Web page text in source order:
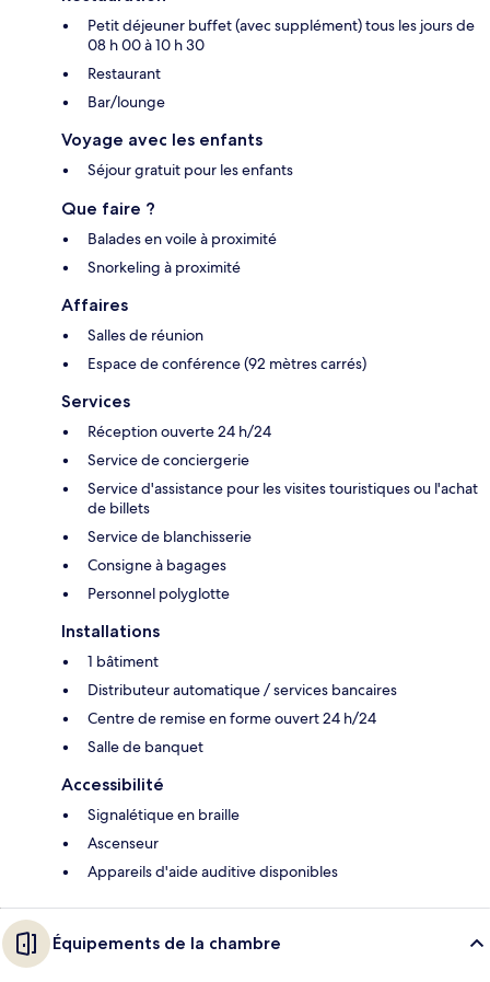
Petit déjeuner buffet (avec supplément) tous les jours de
08 h 00 à 10 h 30
Restaurant
Bar/lounge
Voyage avec les enfants
Séjour gratuit pour les enfants
Que faire ?
Balades en voile à proximité
Snorkeling à proximité
Affaires
Salles de réunion
Espace de conférence (92 mètres carrés)
Services
Réception ouverte 24 h/24
Service de conciergerie
Service d'assistance pour les visites touristiques ou l'achat
de billets
Service de blanchisserie
Consigne à bagages
Personnel polyglotte
Installations
1 bâtiment
Distributeur automatique / services bancaires
Centre de remise en forme ouvert 24 h/24
Salle de banquet
Accessibilité
Signalétique en braille
Ascenseur
Appareils d'aide auditive disponibles
Équipements de la chambre